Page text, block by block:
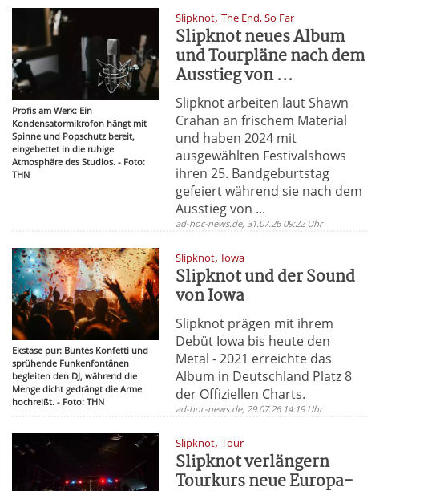
Profis am Werk: Ein
Kondensatormikrofon hängt mit
Spinne und Popschutz bereit,
eingebettet in die ruhige
Atmosphäre des Studios. - Foto:
THN
Slipknot,The End, So Far
Slipknot neues Album
und Tourpläne nach dem
Ausstieg von ...
Slipknot arbeiten laut Shawn
Crahan an frischem Material
und haben 2024 mit
ausgewählten Festivalshows
ihren 25. Bandgeburtstag
gefeiert während sie nach dem
Ausstieg von ...
ad-hoc-news.de, 31.07.26 09:22 Uhr
Ekstase pur: Buntes Konfetti und
sprühende Funkenfontänen
begleiten den DJ, während die
Menge dicht gedrängt die Arme
hochreißt. - Foto: THN
Slipknot, Iowa
Slipknot und der Sound
von Iowa
Slipknot prägen mit ihrem
Debüt Iowa bis heute den
Metal - 2021 erreichte das
Album in Deutschland Platz 8
der Offiziellen Charts.
ad-hoc-news.de, 29.07.26 14:19 Uhr
Slipknot,Tour
Slipknot verlängern
Tourkurs neue Europa-